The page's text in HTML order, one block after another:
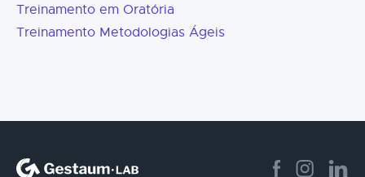
Treinamento em Oratória
Treinamento Metodologias Ágeis